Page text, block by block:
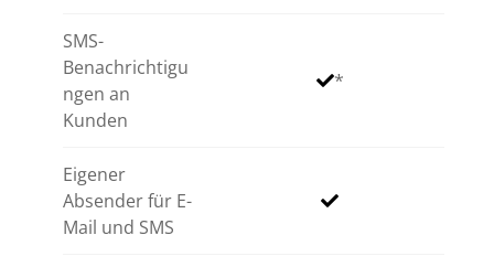
SMS-
Benachrichtigu
ngen an
Kunden
Eigener
Absender für E-
Mail und SMS